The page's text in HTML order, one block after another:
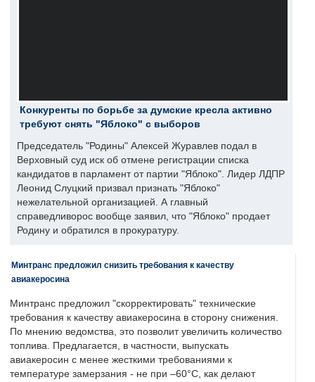
Конкуренты по борьбе за думские кресла активно
требуют снять "Яблоко" с выборов
Председатель "Родины" Алексей Журавлев подал в
Верховный суд иск об отмене регистрации списка
кандидатов в парламент от партии "Яблоко". Лидер ЛДПР
Леонид Слуцкий призвал признать "Яблоко"
нежелательной организацией. А главный
справедливорос вообще заявил, что "Яблоко" продает
Родину и обратился в прокуратуру.
Минтранс предложил снизить требования к качеству
авиакеросина
Минтранс предложил "скорректировать" технические
требования к качеству авиакеросина в сторону снижения.
По мнению ведомства, это позволит увеличить количество
топлива. Предлагается, в частности, выпускать
авиакеросин с менее жесткими требованиями к
температуре замерзания - не при –60°C, как делают